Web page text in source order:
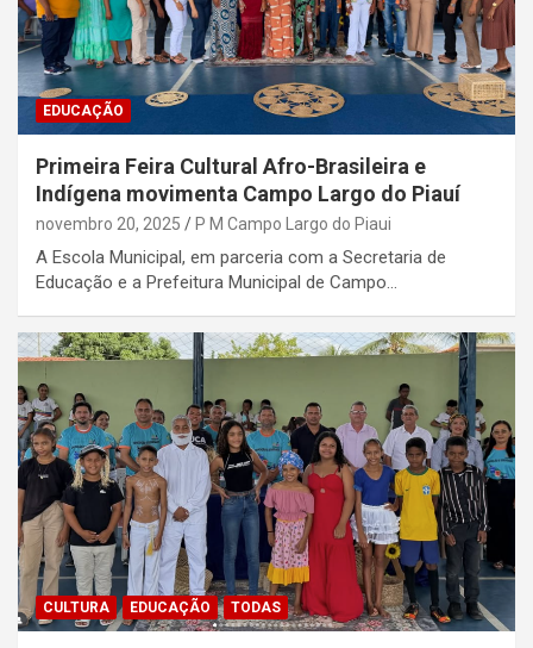
EDUCAÇÃO
Primeira Feira Cultural Afro-Brasileira e
Indígena movimenta Campo Largo do Piauí
novembro 20, 2025 P M Campo Largo do Piaui
A Escola Municipal, em parceria com a Secretaria de
Educação e a Prefeitura Municipal de Campo…
CULTURA EDUCAÇÃO TODAS